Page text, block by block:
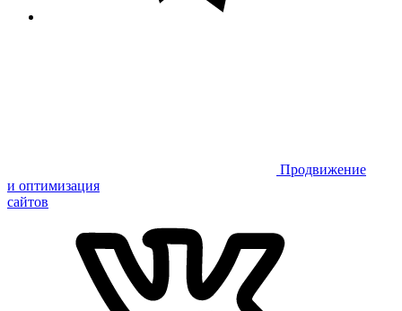
Продвижение
и оптимизация
сайтов